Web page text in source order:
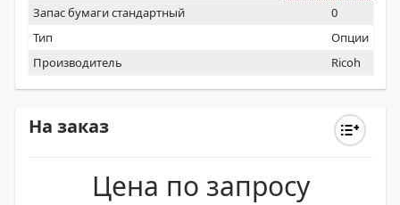
Запас бумаги стандартный
0
Тип
Опции
Производитель
Ricoh
На заказ
Цена по запросу